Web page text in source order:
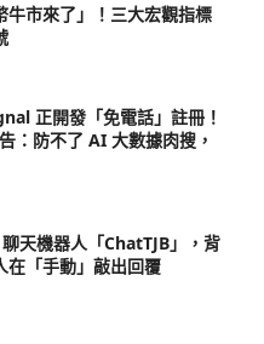
牛市來了」！三大宏觀指標
正開發「免電話」註冊！
：防不了 AI 大數據肉搜，
天機器人「ChatTJB」，背
在「手動」敲出回覆